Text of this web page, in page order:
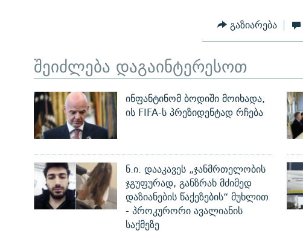
გაზიარება
შეიძლება დაგაინტერესოთ
ინფანტინომ ბოდიში მოიხადა,
ის FIFA-ს პრეზიდენტად რჩება
ნ.ი. დააკავეს „ჯანმრთელობის
ჯგუფურად, განზრახ მძიმედ
დაზიანების წაქეზების“ მუხლით
- პროკურორი ავალიანის
საქმეზე